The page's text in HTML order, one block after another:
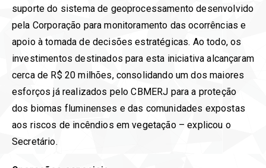
suporte do sistema de geoprocessamento desenvolvido
pela Corporação para monitoramento das ocorrências e
apoio à tomada de decisões estratégicas. Ao todo, os
investimentos destinados para esta iniciativa alcançaram
cerca de R$ 20 milhões, consolidando um dos maiores
esforços já realizados pelo CBMERJ para a proteção
dos biomas fluminenses e das comunidades expostas
aos riscos de incêndios em vegetação – explicou o
Secretário.